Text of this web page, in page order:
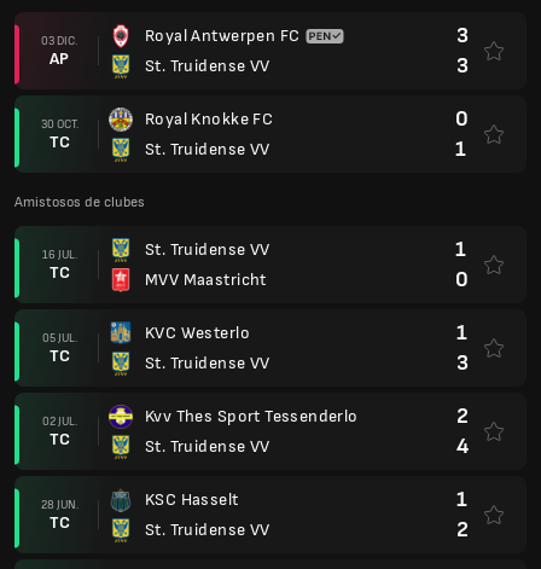
03 DIC.
AP
Royal Antwerpen FC
St. Truidense VV
3
3
30 OCT.
TC
Royal Knokke FC
St. Truidense VV
0
1
Amistosos de clubes
16 JUL.
TC
St. Truidense VV
MVV Maastricht
1
0
05 JUL.
TC
KVC Westerlo
St. Truidense VV
1
3
02 JUL.
TC
Kvv Thes Sport Tessenderlo
St. Truidense VV
2
4
28 JUN.
TC
KSC Hasselt
St. Truidense VV
1
2